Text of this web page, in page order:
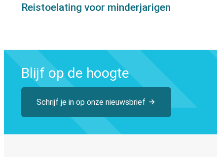
Reistoelating voor minderjarigen
Blijf op de hoogte
Schrijf je in op onze nieuwsbrief